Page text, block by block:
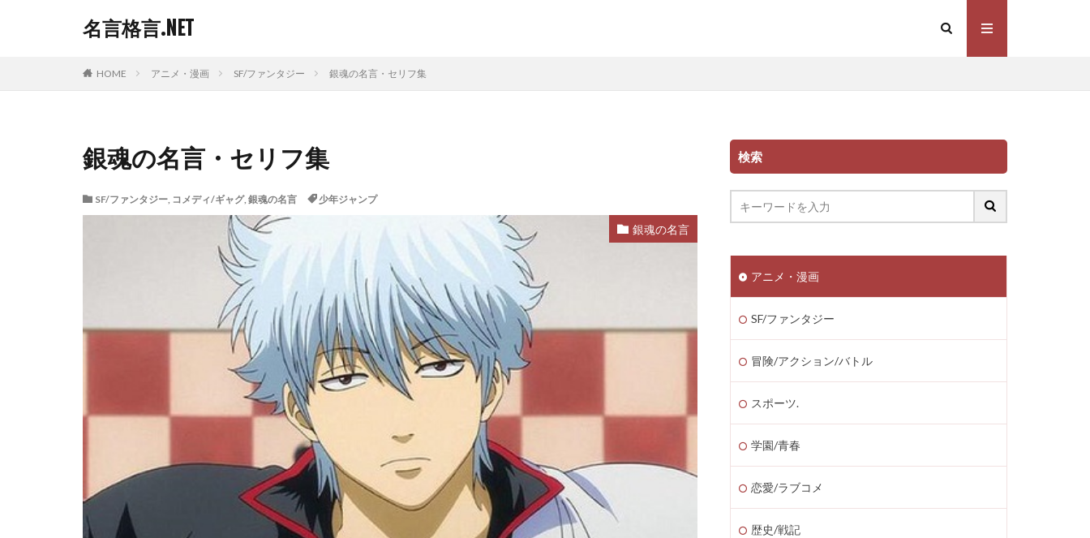
名言格言.NET
HOME アニメ・漫画 SF/ファンタジー 銀魂の名言・セリフ集
銀魂の名言・セリフ集
SF/ファンタジー, コメディ/ギャグ, 銀魂の名言 少年ジャンプ
銀魂の名言
検索
アニメ・漫画
SF/ファンタジー
冒険/アクション/バトル
スポーツ.
学園/青春
恋愛/ラブコメ
歴史/戦記